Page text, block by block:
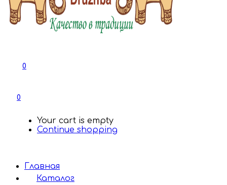
0
0
Your cart is empty
Continue shopping
Главная
Каталог